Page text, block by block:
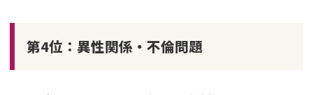
第4位：異性関係・不倫問題